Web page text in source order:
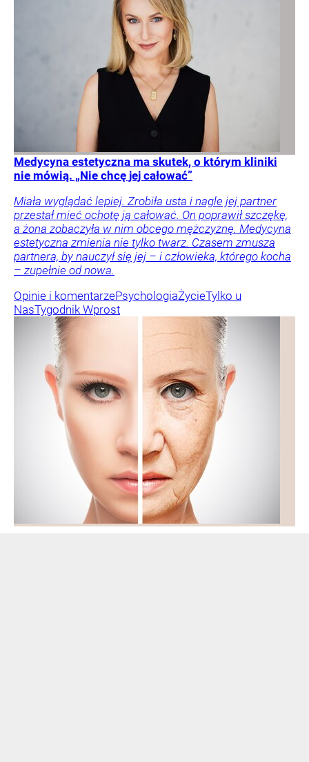
Medycyna estetyczna ma skutek, o którym kliniki
nie mówią. „Nie chcę jej całować”
Miała wyglądać lepiej. Zrobiła usta i nagle jej partner
przestał mieć ochotę ją całować. On poprawił szczękę,
a żona zobaczyła w nim obcego mężczyznę. Medycyna
estetyczna zmienia nie tylko twarz. Czasem zmusza
partnera, by nauczył się jej – i człowieka, którego kocha
– zupełnie od nowa.
Opinie i komentarzePsychologiaŻycieTylko u
NasTygodnik Wprost